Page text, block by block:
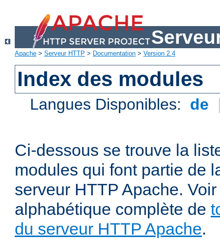
Apache > Serveur HTTP > Documentation > Version 2.4
Index des modules
Langues Disponibles: de
Ci-dessous se trouve la
modules qui font partie de
serveur HTTP Apache.
alphabétique complète de
du serveur HTTP Apache.